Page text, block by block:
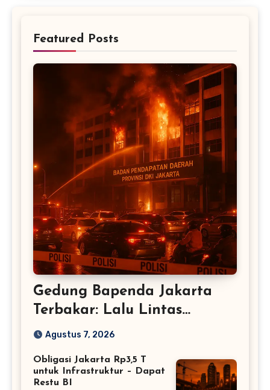
Featured Posts
Gedung Bapenda Jakarta
Terbakar: Lalu Lintas
Tersendat
Agustus 7, 2026
Obligasi Jakarta Rp3,5 T
untuk Infrastruktur – Dapat
Restu BI